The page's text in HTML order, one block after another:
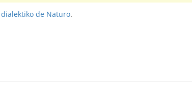
dialektiko de Naturo.